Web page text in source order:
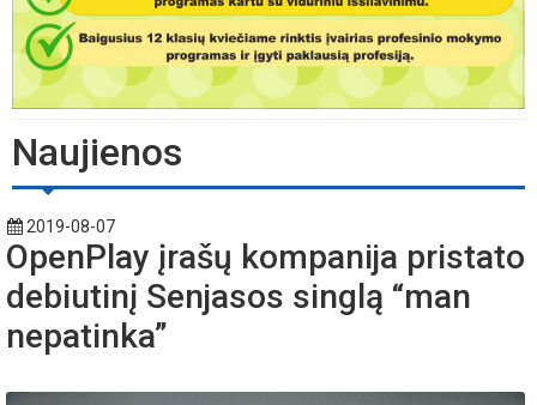
Naujienos
2019-08-07
OpenPlay įrašų kompanija pristato
debiutinį Senjasos singlą “man
nepatinka”